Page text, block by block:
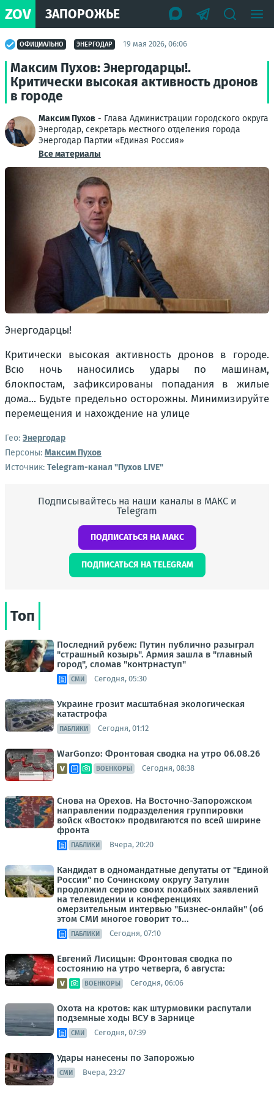
ZOV ЗАПОРОЖЬЕ
ОФИЦИАЛЬНО ЭНЕРГОДАР 19 мая 2026, 06:06
Максим Пухов: Энергодарцы!.
Критически высокая активность дронов
в городе
Максим Пухов - Глава Администрации городского округа
Энергодар, секретарь местного отделения города
Энергодар Партии «Единая Россия»
Все материалы
Энергодарцы!
Критически высокая активность дронов в городе.
Всю ночь наносились удары по машинам,
блокпостам, зафиксированы попадания в жилые
дома... Будьте предельно осторожны. Минимизируйте
перемещения и нахождение на улице
Гео: Энергодар
Персоны: Максим Пухов
Источник: Telegram-канал "Пухов LIVE"
Подписывайтесь на наши каналы в МАКС и
Telegram
ПОДПИСАТЬСЯ НА МАКС
ПОДПИСАТЬСЯ НА TELEGRAM
Топ
Последний рубеж: Путин публично разыграл
"страшный козырь". Армия зашла в "главный
город", сломав "контрнаступ"
СМИ Сегодня, 05:30
Украине грозит масштабная экологическая
катастрофа
ПАБЛИКИ Сегодня, 01:12
WarGonzo: Фронтовая сводка на утро 06.08.26
ВОЕНКОРЫ Сегодня, 08:38
Снова на Орехов. На Восточно-Запорожском
направлении подразделения группировки
войск «Восток» продвигаются по всей ширине
фронта
ПАБЛИКИ Вчера, 20:20
Кандидат в одномандатные депутаты от "Единой
России" по Сочинскому округу Затулин
продолжил серию своих похабных заявлений
на телевидении и конференциях
омерзительным интервью "Бизнес-онлайн" (об
этом СМИ многое говорит то...
ПАБЛИКИ Сегодня, 07:10
Евгений Лисицын: Фронтовая сводка по
состоянию на утро четверга, 6 августа:
ВОЕНКОРЫ Сегодня, 06:06
Охота на кротов: как штурмовики распутали
подземные ходы ВСУ в Зарнице
СМИ Сегодня, 07:39
Удары нанесены по Запорожью
СМИ Вчера, 23:27